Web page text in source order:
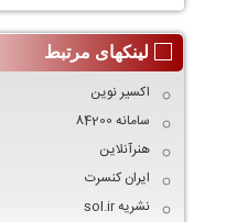
لینکهای مرتبط
اکسیر نوین
سامانه 84200
هنرآنلاین
ایران کنسرت
نشریه sol.ir